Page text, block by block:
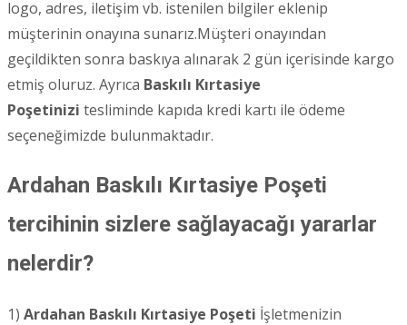
logo, adres, iletişim vb. istenilen bilgiler eklenip
müşterinin onayına sunarız.Müşteri onayından
geçildikten sonra baskıya alınarak 2 gün içerisinde kargo
etmiş oluruz. Ayrıca Baskılı Kırtasiye
Poşetinizi tesliminde kapıda kredi kartı ile ödeme
seçeneğimizde bulunmaktadır.
Ardahan Baskılı Kırtasiye Poşeti
tercihinin sizlere sağlayacağı yararlar
nelerdir?
1) Ardahan Baskılı Kırtasiye Poşeti İşletmenizin